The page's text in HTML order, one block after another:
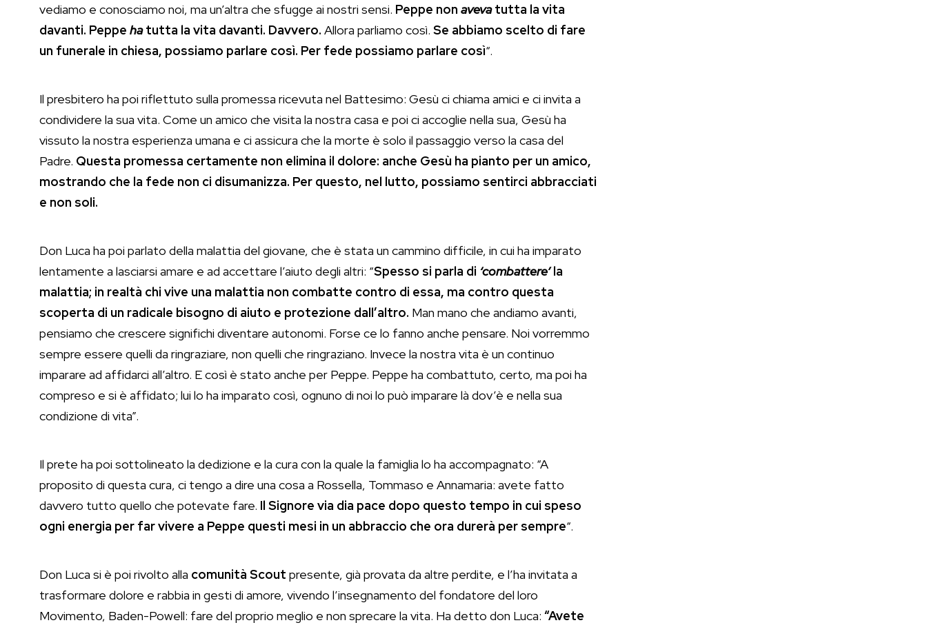
vediamo e conosciamo noi, ma un’altra che sfugge ai nostri sensi. Peppe non avevatutta la vita
davanti. Peppe hatutta la vita davanti. Davvero. Allora parliamo così. Se abbiamo scelto di fare
un funerale in chiesa, possiamo parlare così. Per fede possiamo parlare così“.
Il presbitero ha poi riflettuto sulla promessa ricevuta nel Battesimo: Gesù ci chiama amici e ci invita a
condividere la sua vita. Come un amico che visita la nostra casa e poi ci accoglie nella sua, Gesù ha
vissuto la nostra esperienza umana e ci assicura che la morte è solo il passaggio verso la casa del
Padre. Questa promessa certamente non elimina il dolore: anche Gesù ha pianto per un amico,
mostrando che la fede non ci disumanizza. Per questo, nel lutto, possiamo sentirci abbracciati
e non soli.
Don Luca ha poi parlato della malattia del giovane, che è stata un cammino difficile, in cui ha imparato
lentamente a lasciarsi amare e ad accettare l’aiuto degli altri: “Spesso si parla di ‘combattere’la
malattia; in realtà chi vive una malattia non combatte contro di essa, ma contro questa
scoperta di un radicale bisogno di aiuto e protezione dall’altro. Man mano che andiamo avanti,
pensiamo che crescere significhi diventare autonomi. Forse ce lo fanno anche pensare. Noi vorremmo
sempre essere quelli da ringraziare, non quelli che ringraziano. Invece la nostra vita è un continuo
imparare ad affidarci all’altro. E così è stato anche per Peppe. Peppe ha combattuto, certo, ma poi ha
compreso e si è affidato; lui lo ha imparato così, ognuno di noi lo può imparare là dov’è e nella sua
condizione di vita”.
Il prete ha poi sottolineato la dedizione e la cura con la quale la famiglia lo ha accompagnato: “A
proposito di questa cura, ci tengo a dire una cosa a Rossella, Tommaso e Annamaria: avete fatto
davvero tutto quello che potevate fare. Il Signore via dia pace dopo questo tempo in cui speso
ogni energia per far vivere a Peppe questi mesi in un abbraccio che ora durerà per sempre“.
Don Luca si è poi rivolto alla comunità Scout presente, già provata da altre perdite, e l’ha invitata a
trasformare dolore e rabbia in gesti di amore, vivendo l’insegnamento del fondatore del loro
Movimento, Baden-Powell: fare del proprio meglio e non sprecare la vita. Ha detto don Luca: “Avete